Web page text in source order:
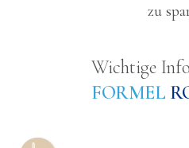
zu
Wichtige
FORMEL